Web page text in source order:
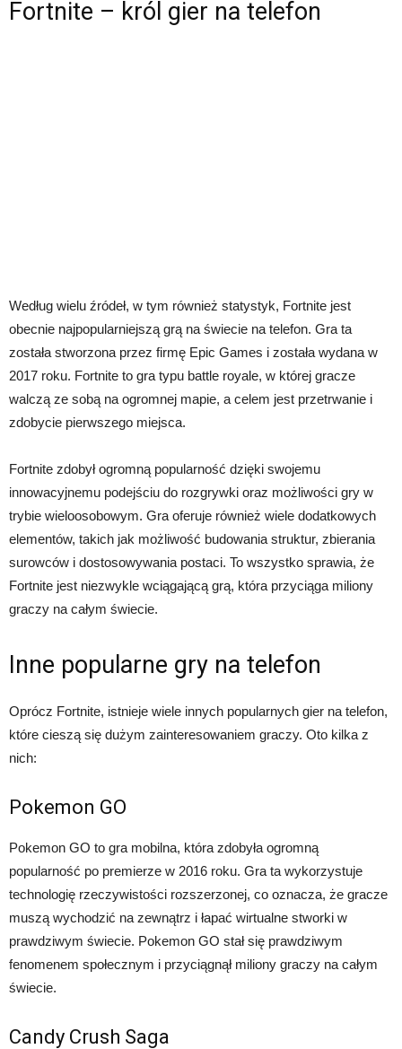
Fortnite – król gier na telefon
Według wielu źródeł, w tym również statystyk, Fortnite jest
obecnie najpopularniejszą grą na świecie na telefon. Gra ta
została stworzona przez firmę Epic Games i została wydana w
2017 roku. Fortnite to gra typu battle royale, w której gracze
walczą ze sobą na ogromnej mapie, a celem jest przetrwanie i
zdobycie pierwszego miejsca.
Fortnite zdobył ogromną popularność dzięki swojemu
innowacyjnemu podejściu do rozgrywki oraz możliwości gry w
trybie wieloosobowym. Gra oferuje również wiele dodatkowych
elementów, takich jak możliwość budowania struktur, zbierania
surowców i dostosowywania postaci. To wszystko sprawia, że
Fortnite jest niezwykle wciągającą grą, która przyciąga miliony
graczy na całym świecie.
Inne popularne gry na telefon
Oprócz Fortnite, istnieje wiele innych popularnych gier na telefon,
które cieszą się dużym zainteresowaniem graczy. Oto kilka z
nich:
Pokemon GO
Pokemon GO to gra mobilna, która zdobyła ogromną
popularność po premierze w 2016 roku. Gra ta wykorzystuje
technologię rzeczywistości rozszerzonej, co oznacza, że gracze
muszą wychodzić na zewnątrz i łapać wirtualne stworki w
prawdziwym świecie. Pokemon GO stał się prawdziwym
fenomenem społecznym i przyciągnął miliony graczy na całym
świecie.
Candy Crush Saga